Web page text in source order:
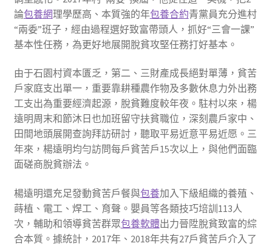
論包養網理學歷高、本質強的年包養合約青黨員充分進村
“兩委”班子，經由過程選好致富帶頭人，抓好“三會一課”
基本性任務，為更好地展開脫貧攻堅任務打好基本。
由于石園村資本匱乏，第二、三財產成長絕對單薄，貧苦
戶家庭支出單一，重要靠耕種農作物及多數休息力外出務
工支出為重要經濟起源，脫貧難度較年夜。駐村以來，楊
遠明周末和節沐日也加班留守扶貧職位，深刻農戶家中、
田間地頭展開查詢拜訪研討，聽取平易近意平易近愿。三
年來，楊遠明均勻訪問每戶貧苦戶15次以上，與他們面臨
面磋商脫貧辦法。
楊遠明還充足發動貧苦戶餐與包養加入下級組織的養殖、
蒔植、電工、焊工、育聲。嬰員等各類技巧培訓113人
次，輔助和領導貧苦群眾包養軟體出力晉陞脫貧致富的綜
合本質。據統計，2017年、2018年共有27戶貧苦戶介入了